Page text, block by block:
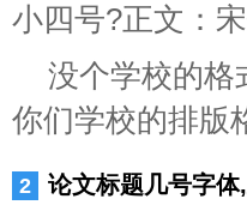
小四号?正文：
没个学校的格
你们学校的排版
论文标题几号字体